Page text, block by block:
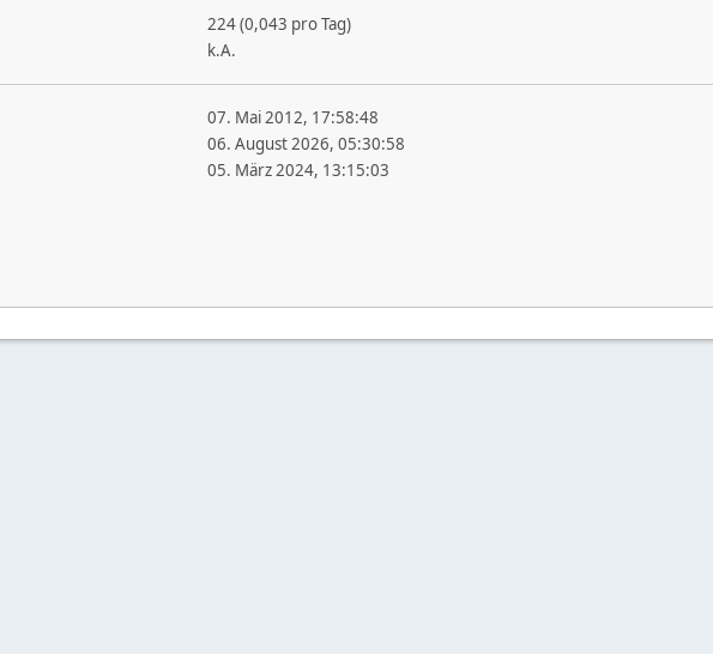
224 (0,043 pro Tag)
k.A.
07. Mai 2012, 17:58:48
06. August 2026, 05:30:58
05. März 2024, 13:15:03